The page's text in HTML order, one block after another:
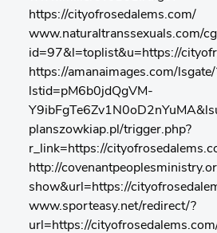
https://cityofrosedalems.com/
www.naturaltranssexuals.com/
id=97&l=toplist&u=https://
https://amanaimages.com/lsgate/
lstid=pM6b0jdQgVM-
planszowkiap.pl/trigger.php?
r_link=https://
http://
show&url=https://
www.sporteasy.net/redirect/?
url=https://